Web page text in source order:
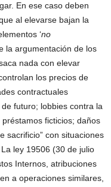
En ese caso deben
al elevarse bajan la
‘no
la argumentación de los
nada con elevar
los precios de
contractuales
futuro; lobbies contra la
ficticios; daños
sacrificio” con situaciones
ley 19506 (30 de julio
Internos, atribuciones
a operaciones similares,